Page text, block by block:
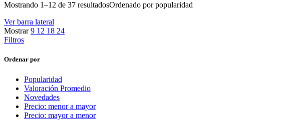
Mostrando 1–12 de 37 resultadosOrdenado por popularidad
Ver barra lateral
Mostrar9 12 18 24
Filtros
Ordenar por
Popularidad
Valoración Promedio
Novedades
Precio: menor a mayor
Precio: mayor a menor